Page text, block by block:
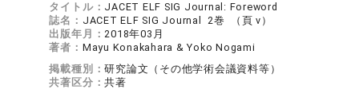
タイトル： JACET ELF SIG Journal: Foreword
誌名： JACET ELF SIG Journal 2巻 （頁 ⅴ）
出版年月：2018年03月
著者： Mayu Konakahara & Yoko Nogami
掲載種別：研究論文（その他学術会議資料等）
共著区分：共著